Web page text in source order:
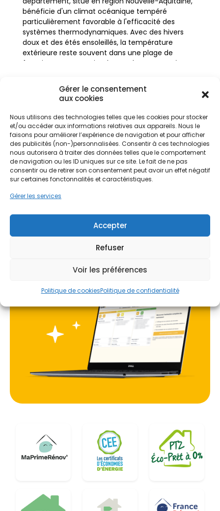
Gérer le consentement
aux cookies
Nous utilisons des technologies telles que les cookies pour stocker
et/ou accéder aux informations relatives aux appareils. Nous le
faisons pour améliorer l’expérience de navigation et pour afficher
des publicités (non-)personnalisées. Consentir à ces technologies
nous autorisera à traiter des données telles que le comportement
de navigation ou les ID uniques sur ce site. Le fait de ne pas
consentir ou de retirer son consentement peut avoir un effet négatif
sur certaines fonctonnalités et caractéristiques.
Gérer les services
Accepter
Refuser
Voir les préférences
Politique de cookiesPolitique de confidentialité
bénéficie d'un climat océanique tempéré
particulièrement favorable à l'efficacité des
systèmes thermodynamiques. Avec des hivers
doux et des étés ensoleillés, la température
extérieure reste souvent dans une plage de
fonctionnement optimale pour les pompes à
performance (COP) élevé tout au long de l'année.
L'habitat charentais se distingue par son
authenticité, composé majoritairement de
maisons en pierre calcaire, de demeures
charentaises traditionnelles et de maisons de
maître. Ces constructions, bien que charmantes,
peuvent parfois présenter des défis en termes
d'isolation thermique. L'intégration d'une pompe à
ces bâtiments sans en altérer le caractère. Que
énergétiques à Cognac centre, cette technologie
l'architecture locale, offrant un confort thermique
dans cette transition énergétique. L'objectif est de
remplacer les anciennes chaudières fioul ou gaz
énergivores par des solutions durables. En tenant
compte des particularités géographiques, comme
la proximité avec la Charente-Maritime ou la
Dordogne, PPF propose des études personnalisées
pour identifier le modèle de PAC le plus pertinent.
chauffage et de rafraîchissement des logements,
Ne passez pas à côté de vos
aides !
Faites vite, les budgets
limités. Les dossiers sont traités
par ordre d'arrivée.
Contactez-nous maintenant
pour maximiser vos aides !
Je prends rdv !